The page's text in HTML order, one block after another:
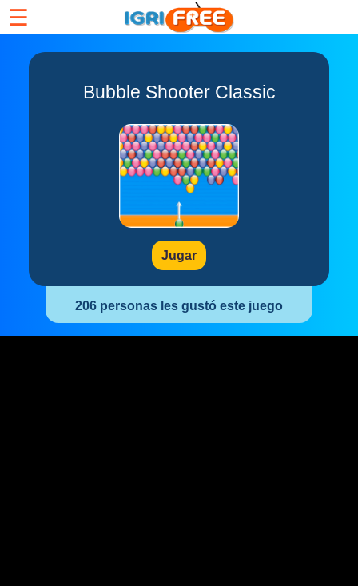
☰
Bubble Shooter Classic
Jugar
206 personas les gustó este juego